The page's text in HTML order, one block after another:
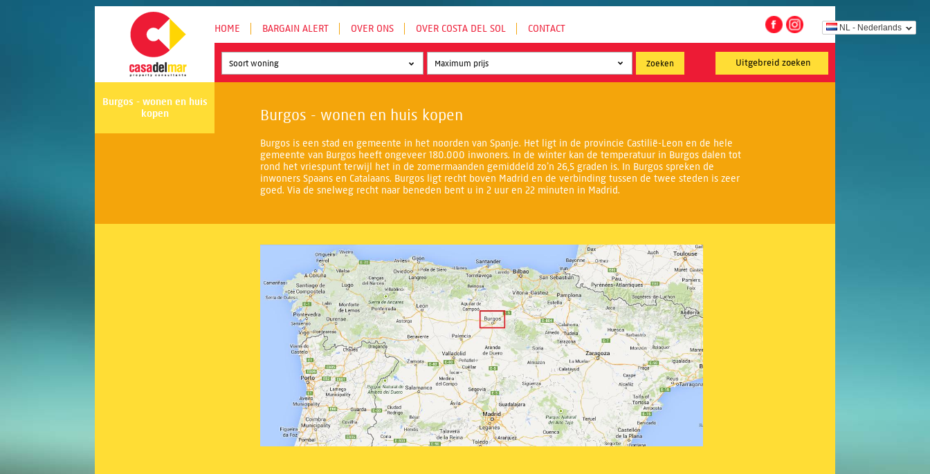
NL - Nederlands
HOME BARGAIN ALERT OVER ONS OVER COSTA DEL SOL CONTACT
Uitgebreid zoeken
Soort woning
Burgos - wonen en huis
kopen
Burgos - wonen en huis kopen
Burgos is een stad en gemeente in het noorden van Spanje. Het ligt in de provincie Castilië-Leon en de hele
gemeente van Burgos heeft ongeveer 180.000 inwoners. In de winter kan de temperatuur in Burgos dalen tot
rond het vriespunt terwijl het in de zomermaanden gemiddeld zo’n 26,5 graden is. In Burgos spreken de
inwoners Spaans en Catalaans. Burgos ligt recht boven Madrid en de verbinding tussen de twee steden is zeer
goed. Via de snelweg recht naar beneden bent u in 2 uur en 22 minuten in Madrid.